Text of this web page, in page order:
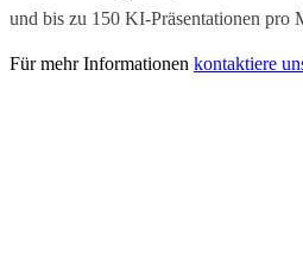
und bis zu 150 KI-Präsentationen pro
Für mehr Informationen kontaktiere